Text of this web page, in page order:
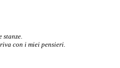
con i miei pensieri.